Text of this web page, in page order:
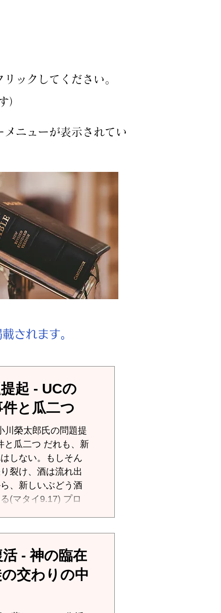
ック​してください。
）​
ニューが表示されてい
されます。
起 - UCの
と瓜二つ
だれも、新
しない。もしそん
裂け、酒は流れ出
、新しいぶどう酒
タイ9.17) プロ
い葡
、イエス・キリス
、聖霊による新し
を象徴している。
- 神の臨在
交わりの中